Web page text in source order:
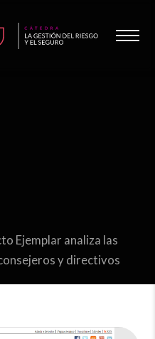
Ejemplar analiza las
y directivos